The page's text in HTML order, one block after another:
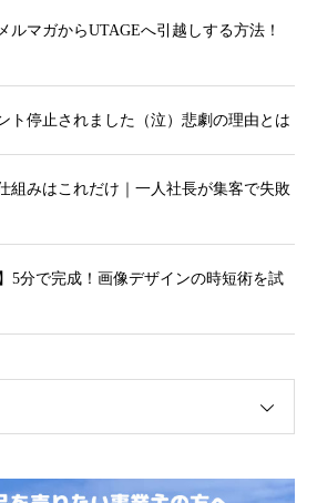
ルマガからUTAGEへ引越しする方法！
ト停止されました（泣）悲劇の理由とは
組みはこれだけ｜一人社長が集客で失敗
5分で完成！画像デザインの時短術を試